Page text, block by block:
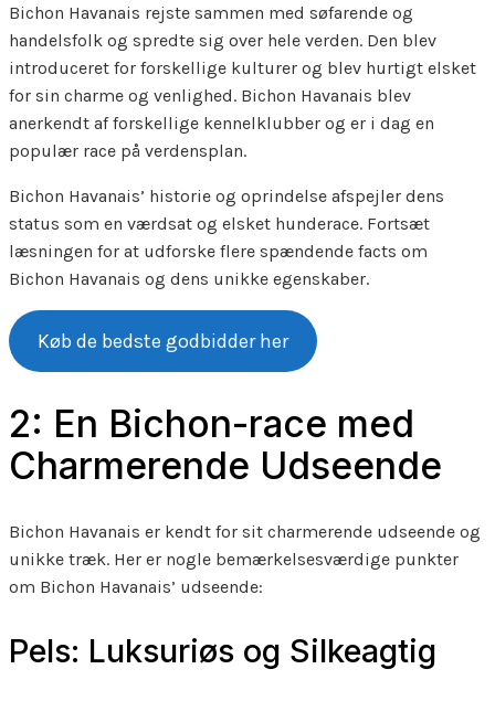
Bichon Havanais rejste sammen med søfarende og
handelsfolk og spredte sig over hele verden. Den blev
introduceret for forskellige kulturer og blev hurtigt elsket
for sin charme og venlighed. Bichon Havanais blev
anerkendt af forskellige kennelklubber og er i dag en
populær race på verdensplan.
Bichon Havanais’ historie og oprindelse afspejler dens
status som en værdsat og elsket hunderace. Fortsæt
læsningen for at udforske flere spændende facts om
Bichon Havanais og dens unikke egenskaber.
Køb de bedste godbidder her
2: En Bichon-race med
Charmerende Udseende
Bichon Havanais er kendt for sit charmerende udseende og
unikke træk. Her er nogle bemærkelsesværdige punkter
om Bichon Havanais’ udseende:
Pels: Luksuriøs og Silkeagtig